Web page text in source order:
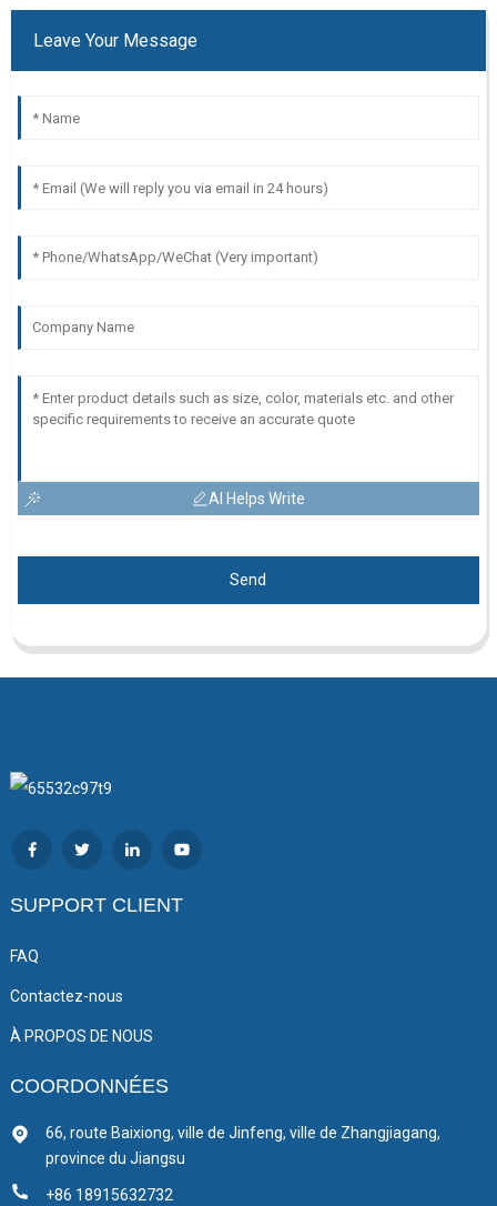
Leave Your Message
AI Helps Write
Send
SUPPORT CLIENT
FAQ
Contactez-nous
À PROPOS DE NOUS
COORDONNÉES
66, route Baixiong, ville de Jinfeng, ville de Zhangjiagang,
province du Jiangsu
+86 18915632732